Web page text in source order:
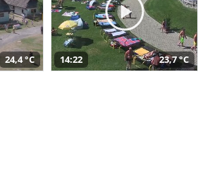
24,4 °C 14:22 23,7 °C